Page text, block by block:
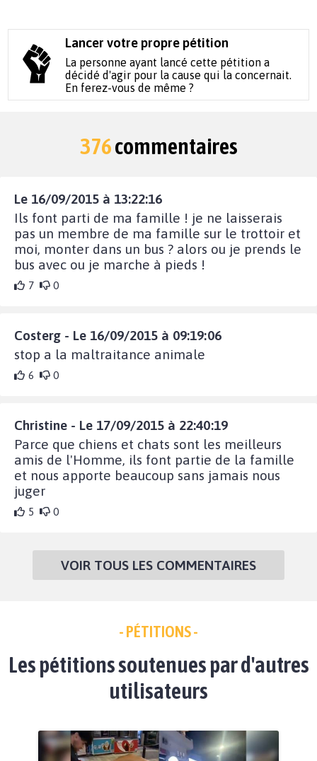
Lancer votre propre pétition
La personne ayant lancé cette pétition a
décidé d'agir pour la cause qui la concernait.
En ferez-vous de même ?
376commentaires
Le 16/09/2015 à 13:22:16
Ils font parti de ma famille ! je ne laisserais
pas un membre de ma famille sur le trottoir et
moi, monter dans un bus ? alors ou je prends le
bus avec ou je marche à pieds !
7 0
Costerg - Le 16/09/2015 à 09:19:06
stop a la maltraitance animale
6 0
Christine - Le 17/09/2015 à 22:40:19
Parce que chiens et chats sont les meilleurs
amis de l'Homme, ils font partie de la famille
et nous apporte beaucoup sans jamais nous
juger
5 0
VOIR TOUS LES COMMENTAIRES
- PÉTITIONS -
Les pétitions soutenues par d'autres
utilisateurs